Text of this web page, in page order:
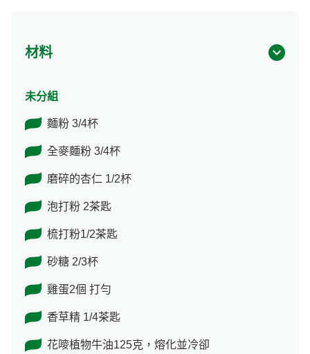
材料
未分組
麵粉 3/4杯
全麥麵粉 3/4杯
磨碎的杏仁 1/2杯
泡打粉 2茶匙
梳打粉1/2茶匙
砂糖 2/3杯
雞蛋2個 打勻
香草精 1/4茶匙
花嘜植物牛油125克，熔化並冷卻